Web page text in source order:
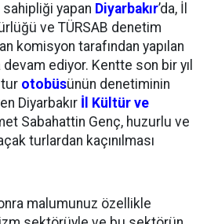
yapan Diyarbakır’da, İl
ve TÜRSAB denetim
komisyon tarafından yapılan
ediyor. Kentte son bir yıl
tur otobüsünün denetiminin
Diyarbakır İl Kültür ve
Sabahattin Genç, huzurlu ve
turlardan kaçınılması
malumunuz özellikle